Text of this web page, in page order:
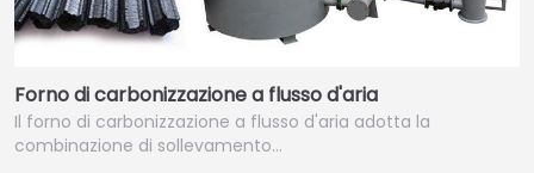
Forno di carbonizzazione a flusso d'aria
Il forno di carbonizzazione a flusso d'aria adotta la
combinazione di sollevamento…